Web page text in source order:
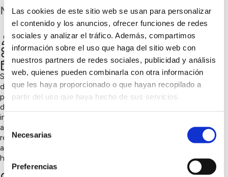
Las cookies de este sitio web se usan para personalizar
el contenido y los anuncios, ofrecer funciones de redes
sociales y analizar el tráfico. Además, compartimos
información sobre el uso que haga del sitio web con
nuestros partners de redes sociales, publicidad y análisis
web, quienes pueden combinarla con otra información
que les haya proporcionado o que hayan recopilado a
partir del uso que haya hecho de sus servicios.
de Necesarias
Preferencias
Madrid
IES Carmen Martín Gaite
Chatear
Sensibilización ambiental, Naturaleza y biodiversidad
4º trimestre 2022
Somos un grupo de estudiantes del IES Carmen Martín Gaite
de Moralzarzal. Un día se nos ocurrió que queríamos plantar
patatas y, como no podíamos plantarlas en nuestras casas,
decidimos plantear a una profesora hacer un huerto en el
instituto. Poco a poco fuimos evolucionando hasta que se
apuntó mucha gente. En nuestro primer año hemos
recolectado lechugas, tomates y fresas. Nos gustaría
aprender más sobre cómo sacarle más partido a nuestro
huerto.